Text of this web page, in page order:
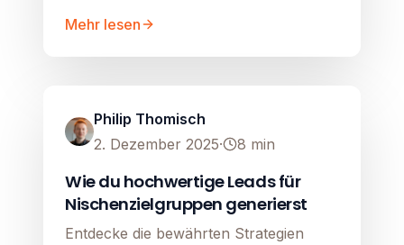
Mehr lesen
Philip Thomisch
2. Dezember 2025· 8 min
Wie du hochwertige Leads für
Nischenzielgruppen generierst
Entdecke die bewährten Strategien